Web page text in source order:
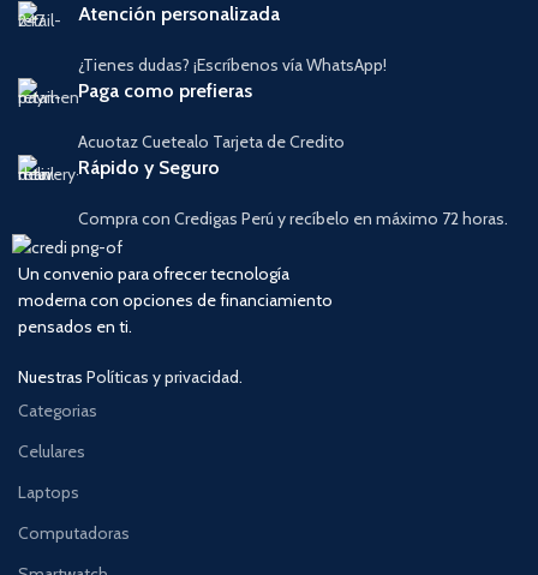
Atención personalizada
¿Tienes dudas? ¡Escríbenos vía WhatsApp!
Paga como prefieras
Acuotaz Cuetealo Tarjeta de Credito
Rápido y Seguro
Compra con Credigas Perú y recíbelo en máximo 72 horas.
Un convenio para ofrecer tecnología
moderna con opciones de financiamiento
pensados en ti.
Nuestras Políticas y privacidad.
Categorias
Celulares
Laptops
Computadoras